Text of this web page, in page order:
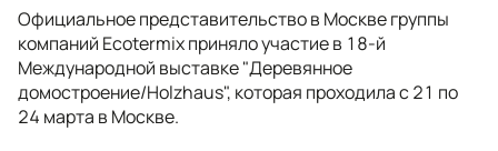
Официальное представительство в Москве группы
компаний Ecotermix приняло участие в 18-й
Международной выставке "Деревянное
домостроение/Holzhaus", которая проходила с 21 по
24 марта в Москве.